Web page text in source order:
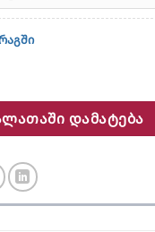
ბამბის მოკლე ქუდი
ᲓᲐᲛᲐᲢᲔᲑᲐ